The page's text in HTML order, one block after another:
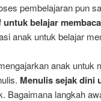
pembelajaran pun
belajar membaca
anak untuk belajar
anak untuk
Menulis sejak dini
Bagaimana langkah